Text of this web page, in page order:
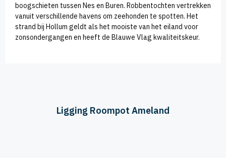
boogschieten tussen Nes en Buren. Robbentochten vertrekken
vanuit verschillende havens om zeehonden te spotten. Het
strand bij Hollum geldt als het mooiste van het eiland voor
zonsondergangen en heeft de Blauwe Vlag kwaliteitskeur.
Ligging Roompot Ameland